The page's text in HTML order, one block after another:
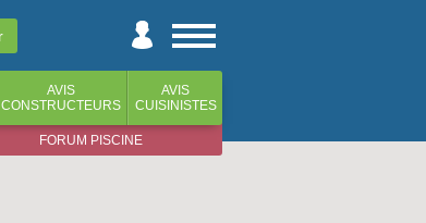
AVIS
CONSTRUCTEURS
AVIS
CUISINISTES
FORUM PISCINE